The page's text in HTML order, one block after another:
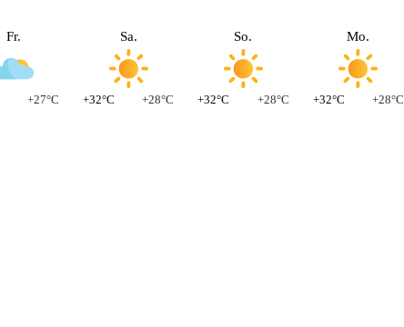
Fr.
+27°C
Sa.
+32°C +28°C
So.
+32°C +28°C
Mo.
+32°C +28°C